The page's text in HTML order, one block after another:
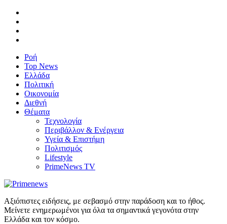
Ροή
Top News
Ελλάδα
Πολιτική
Οικονομία
Διεθνή
Θέματα
Τεχνολογία
Περιβάλλον & Ενέργεια
Υγεία & Επιστήμη
Πολιτισμός
Lifestyle
PrimeNews TV
Αξιόπιστες ειδήσεις, με σεβασμό στην παράδοση και το ήθος.
Μείνετε ενημερωμένοι για όλα τα σημαντικά γεγονότα στην
Ελλάδα και τον κόσμο.